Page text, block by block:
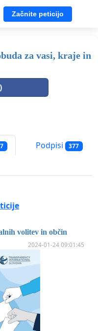
Začnite peticijo
za vasi, kraje in
7 Podpisi 377
volitev in občin
2024-01-24 09:01:45